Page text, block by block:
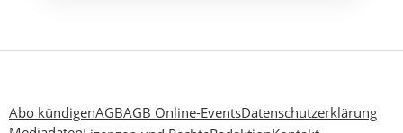
Abo kündigenAGBAGB Online-EventsDatenschutzerklärung